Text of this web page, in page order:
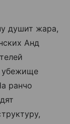
душит жара,
Анд
убежище
ранчо